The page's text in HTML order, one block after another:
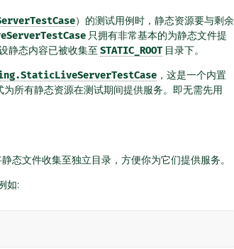
）的测试用例时，静态资源要与剩余
只拥有非常基本的为静态文件提
静态内容已被收集至 STATIC_ROOT 目录下。
，这是一个内置
为所有静态资源在测试期间提供服务。即无需先用
态文件收集至独立目录，方便你为它们提供服务。
如: